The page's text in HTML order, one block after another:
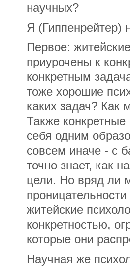
научных?
Я (Гиппенрейтер)
Первое:
приурочены к
конкретным
тоже хорошие
каких задач? Как
Также
себя одним
совсем иначе - с
точно знает, как
цели. Но вряд ли
житейские
конкретностью,
которые они
Научная же